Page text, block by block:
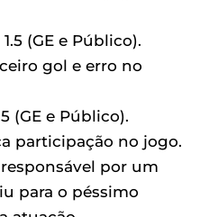
(GE e Público).
gol e erro no
(GE e Público).
participação no jogo.
por um
para o péssimo